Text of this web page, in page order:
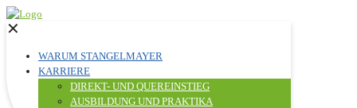
✕
WARUM STANGELMAYER
KARRIERE
DIREKT- UND QUEREINSTIEG
AUSBILDUNG UND PRAKTIKA